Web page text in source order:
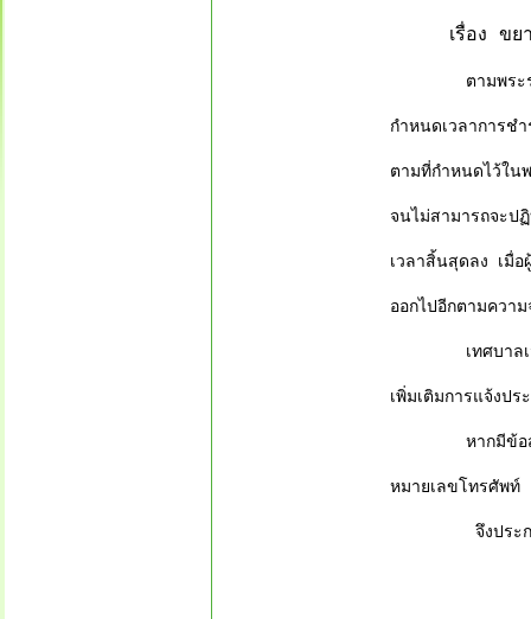
เรื่อง ขยายเ
ตามพระราชบั
กำหนดเวลาการช
ตามที่กำหนดไว้ใน
จนไม่สามารถจะป
เวลาสิ้นสุดลง เมื่อ
ออกไปอีกตามควา
เทศบาลเมืองส
เพิ่มเติมการแจ้งป
หากมีข้อสงสัยติ
หมายเลขโทรศัพ
จึงประกาศม